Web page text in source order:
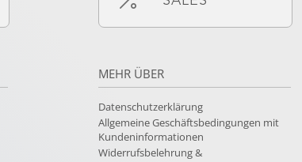
MEHR ÜBER
Datenschutzerklärung
Allgemeine Geschäftsbedingungen mit
Kundeninformationen
Widerrufsbelehrung &